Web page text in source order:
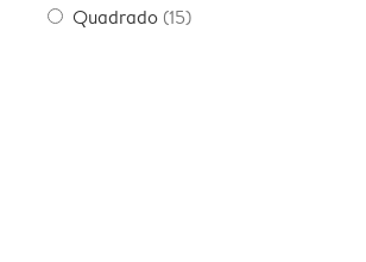
Quadrado (15)